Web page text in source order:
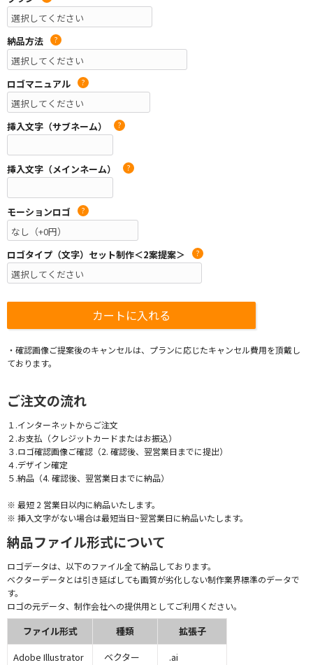
納品方法 ?
ロゴマニュアル ?
挿入文字（サブネーム） ?
挿入文字（メインネーム） ?
モーションロゴ ?
ロゴタイプ（文字）セット制作＜2案提案＞ ?
・確認画像ご提案後のキャンセルは、プランに応じたキャンセル費用を頂戴し
ております。
ご注文の流れ
１.インターネットからご注文
２.お支払（クレジットカードまたはお振込）
３.ロゴ確認画像ご確認（2. 確認後、翌営業日までに提出）
４.デザイン確定
５.納品（4. 確認後、翌営業日までに納品）
※ 最短 2 営業日以内に納品いたします。
※ 挿入文字がない場合は最短当日~翌営業日に納品いたします。
納品ファイル形式について
ロゴデータは、以下のファイル全て納品しております。
ベクターデータとは引き延ばしても画質が劣化しない制作業界標準のデータで
す。
ロゴの元データ、制作会社への提供用としてご利用ください。
ファイル形式 種類
拡張子
Adobe Illustrator
ベクター
.ai